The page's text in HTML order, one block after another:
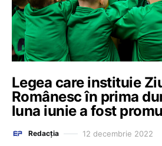
Legea care instituie
Românesc în prima
luna iunie a fost
Redacția 12 decembrie 2022